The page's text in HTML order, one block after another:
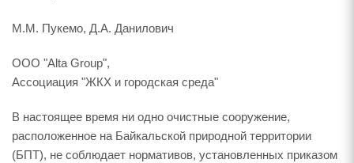
М.М. Пукемо, Д.А. Данилович
ООО "Alta Group",
Ассоциация "ЖКХ и городская среда"
В настоящее время ни одно очистные сооружение,
расположенное на Байкальской природной территории
(БПТ), не соблюдает нормативов, установленных приказом